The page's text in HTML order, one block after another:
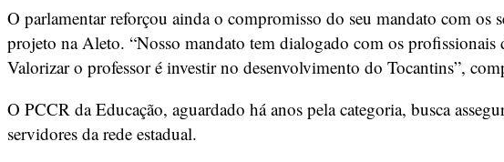
O parlamentar reforçou ainda o compromisso do seu mandato com
projeto na Aleto. “Nosso mandato tem dialogado com os profissionais
Valorizar o professor é investir no desenvolvimento do Tocantins”,
O PCCR da Educação, aguardado há anos pela categoria, busca
servidores da rede estadual.